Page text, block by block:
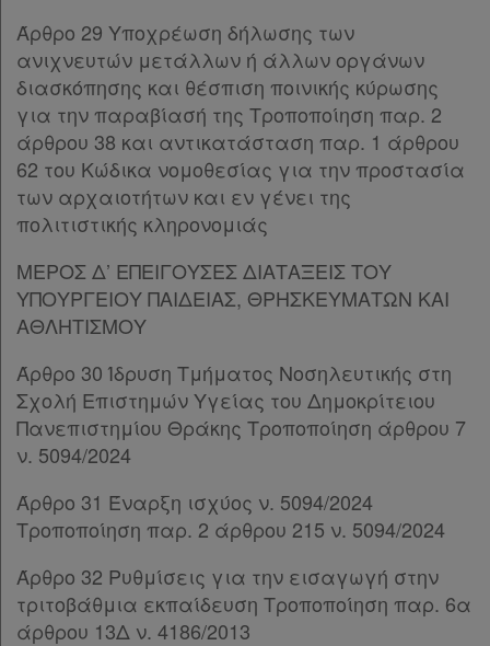
Άρθρο 29 Υποχρέωση δήλωσης των
ανιχνευτών μετάλλων ή άλλων οργάνων
διασκόπησης και θέσπιση ποινικής κύρωσης
για την παραβίασή της Τροποποίηση παρ. 2
άρθρου 38 και αντικατάσταση παρ. 1 άρθρου
62 του Κώδικα νομοθεσίας για την προστασία
των αρχαιοτήτων και εν γένει της
πολιτιστικής κληρονομιάς
ΜΕΡΟΣ Δ’ ΕΠΕΙΓΟΥΣΕΣ ΔΙΑΤΑΞΕΙΣ ΤΟΥ
ΥΠΟΥΡΓΕΙΟΥ ΠΑΙΔΕΙΑΣ, ΘΡΗΣΚΕΥΜΑΤΩΝ ΚΑΙ
ΑΘΛΗΤΙΣΜΟΥ
Άρθρο 30 Ίδρυση Τμήματος Νοσηλευτικής στη
Σχολή Επιστημών Υγείας του Δημοκρίτειου
Πανεπιστημίου Θράκης Τροποποίηση άρθρου 7
ν. 5094/2024
Άρθρο 31 Έναρξη ισχύος ν. 5094/2024
Τροποποίηση παρ. 2 άρθρου 215 ν. 5094/2024
Άρθρο 32 Ρυθμίσεις για την εισαγωγή στην
τριτοβάθμια εκπαίδευση Τροποποίηση παρ. 6α
άρθρου 13Δ ν. 4186/2013